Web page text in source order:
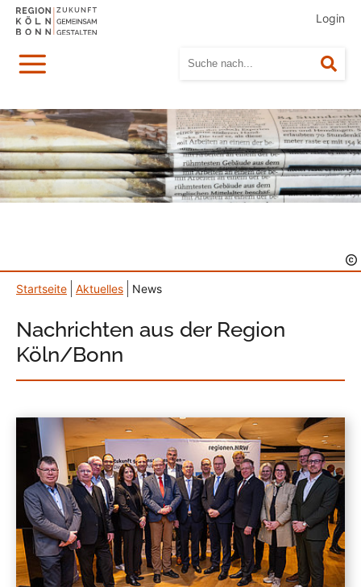
Login
Menü
Startseite Aktuelles News
Nachrichten aus der Region
Köln/Bonn